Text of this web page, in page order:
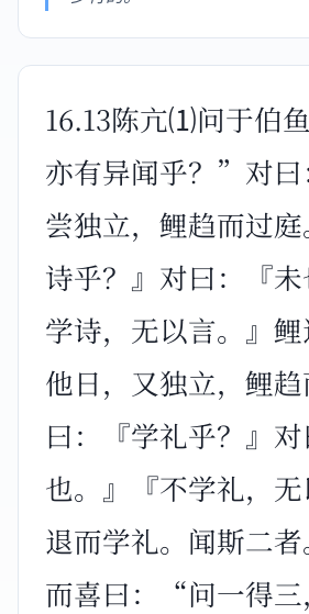
16.13陈亢⑴问于伯
亦有异闻乎？”对曰
尝独立，鲤趋而过
诗乎？』对曰：『
学诗，无以言。』鲤
他日，又独立，鲤趋
曰：『学礼乎？』
也。』『不学礼，
退而学礼。闻斯二
而喜曰：“问一得三